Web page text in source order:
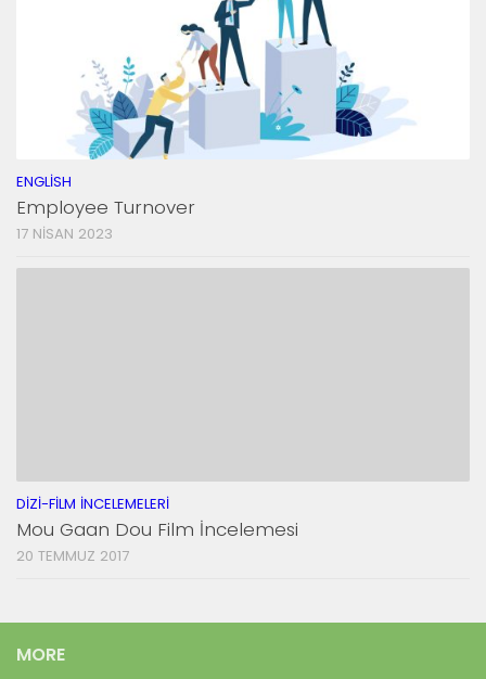
ENGLISH
Employee Turnover
17 NISAN 2023
DIZI-FILM İNCELEMELERI
Mou Gaan Dou Film İncelemesi
20 TEMMUZ 2017
MORE